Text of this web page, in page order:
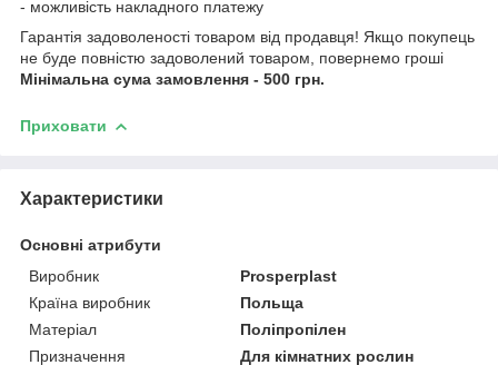
- можливість накладного платежу
Гарантія задоволеності товаром від продавця! Якщо покупець
не буде повністю задоволений товаром, повернемо гроші
Мінімальна сума замовлення - 500 грн.
Приховати
Характеристики
Основні атрибути
Виробник
Prosperplast
Країна виробник
Польща
Матеріал
Поліпропілен
Призначення
Для кімнатних рослин